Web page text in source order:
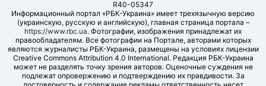
R40-05347
Информационный портал «РБК-Украина» имеет трехязычную версию
(украинскую, русскую и английскую), главная страница портала –
https://www.rbc.ua. Фотографии, изображения принадлежат их
правообладателям. Все фотографии на Портале, авторами которых
являются журналисты РБК-Украина, размещены на условиях лицензии
Creative Commons Attribution 4.0 International. Редакция РБК-Украина
может не разделять точку зрения авторов. Оценочные суждения не
подлежат опровержению и подтверждению их правдивости. За